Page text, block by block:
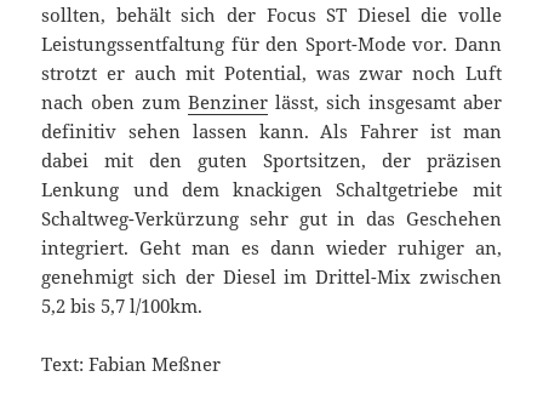
sollten, behält sich der Focus ST Diesel die volle
Leistungssentfaltung für den Sport-Mode vor. Dann
strotzt er auch mit Potential, was zwar noch Luft
nach oben zumBenziner lässt, sich insgesamt aber
definitiv sehen lassen kann. Als Fahrer ist man
dabei mit den guten Sportsitzen, der präzisen
Lenkung und dem knackigen Schaltgetriebe mit
Schaltweg-Verkürzung sehr gut in das Geschehen
integriert. Geht man es dann wieder ruhiger an,
genehmigt sich der Diesel im Drittel-Mix zwischen
5,2 bis 5,7 l/100km.
Text: Fabian Meßner